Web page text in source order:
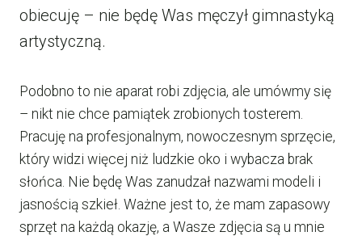
obiecuję – nie będę Was męczył gimnastyką
artystyczną.
Podobno to nie aparat robi zdjęcia, ale umówmy się
– nikt nie chce pamiątek zrobionych tosterem.
Pracuję na profesjonalnym, nowoczesnym sprzęcie,
który widzi więcej niż ludzkie oko i wybacza brak
słońca. Nie będę Was zanudzał nazwami modeli i
jasnością szkieł. Ważne jest to, że mam zapasowy
sprzęt na każdą okazję, a Wasze zdjęcia są u mnie